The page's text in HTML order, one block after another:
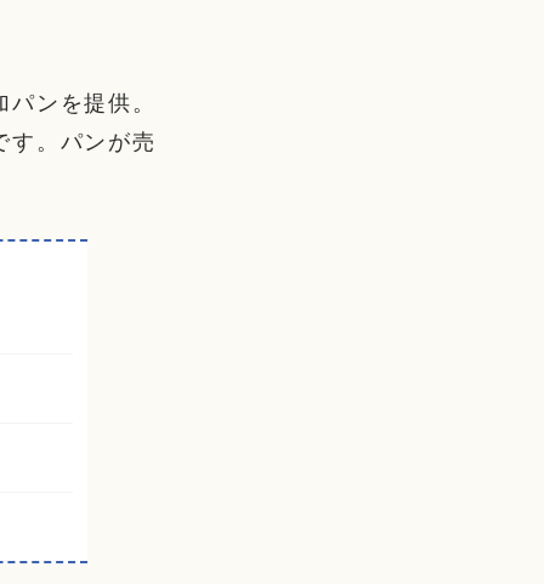
ンを提供。
す。パンが売